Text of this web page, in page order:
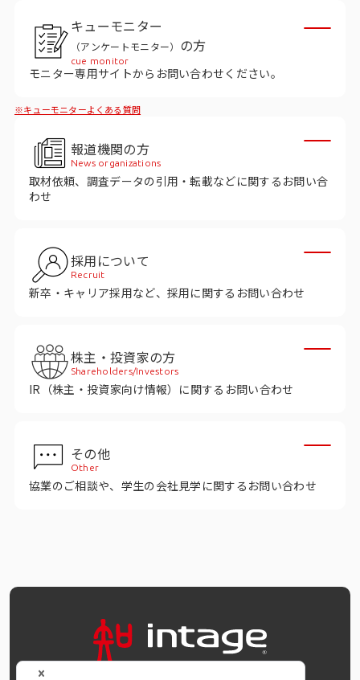
マーケティング支援
マーケティングDX
課題から探す
市場・顧客理解に関する課題
戦略設計に関する課題
施策実行に関する課題
モニタリング／フォローに関する課題
事例紹介
コーポレートサイト
キューモニター
（アンケートモニター） の方
cue monitor
モニター専用サイトからお問い合わせください。
※キューモニターよくある質問
報道機関の方
News organizations
取材依頼、調査データの引用・転載などに関するお問い合
わせ
採用について
Recruit
新卒・キャリア採用など、採用に関するお問い合わせ
株主・投資家の方
Shareholders/Investors
IR（株主・投資家向け情報）に関するお問い合わせ
その他
Other
協業のご相談や、学生の会社見学に関するお問い合わせ